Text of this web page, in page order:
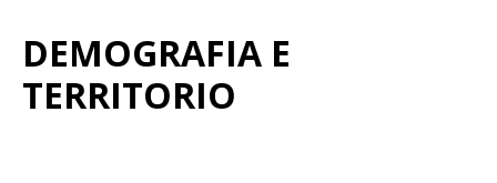
DEMOGRAFIA E
TERRITORIO